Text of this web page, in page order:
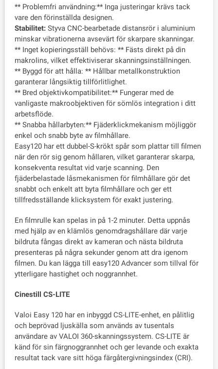
** Problemfri användning:** Inga justeringar krävs tack
vare den förinställda designen.
Stabilitet: Styva CNC-bearbetade distansrör i aluminium
minskar vibrationerna avsevärt för skarpare skanningar.
** Inget kopieringsställ behövs: ** Fästs direkt på din
makrolins, vilket effektiviserar skanningsinställningen.
** Byggd för att hålla: ** Hållbar metallkonstruktion
garanterar långsiktig tillförlitlighet.
** Bred objektivkompatibilitet:** Fungerar med de
vanligaste makroobjektiven för sömlös integration i ditt
arbetsflöde.
** Snabba hållarbyten:** Fjäderklickmekanism möjliggör
enkel och snabb byte av filmhållare.
Easy120 har ett dubbel-S-krökt spår som plattar till filmen
när den rör sig genom hållaren, vilket garanterar skarpa,
konsekventa resultat vid varje scanning. Den
fjäderbelastade låsmekanismen för filmhållare gör det
snabbt och enkelt att byta filmhållare och ger ett
tillfredsställande klicksystem för exakt justering.
En filmrulle kan spelas in på 1-2 minuter. Detta uppnås
med hjälp av en klämlös genomdragshållare där varje
bildruta fångas direkt av kameran och nästa bildruta
presenteras på några sekunder genom att dra igenom
filmen. Du kan lägga till easy120 Advancer som tillval för
ytterligare hastighet och noggrannhet.
Cinestill CS-LITE
Valoi Easy 120 har en inbyggd CS-LITE-enhet, en pålitlig
och beprövad ljuskälla som används av tusentals
användare av VALOI 360-skanningssystem. CS-LITE är
känd för sin färgnoggrannhet och ger levande och exakta
resultat tack vare sitt höga färgåtergivningsindex (CRI).